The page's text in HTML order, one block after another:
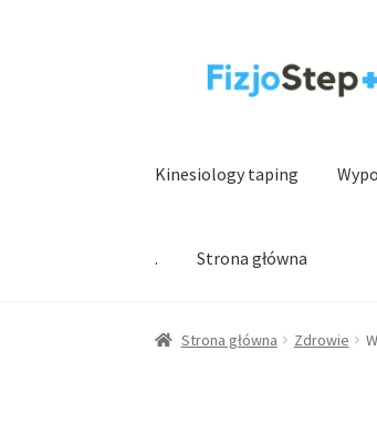
Kinesiology taping
. Strona główna
Strona główna Zdrowie